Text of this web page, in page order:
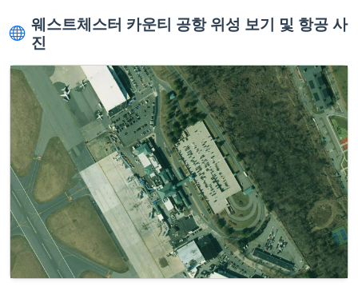
웨스트체스터 카운티 공항 위성 보기 및 항공 사
진